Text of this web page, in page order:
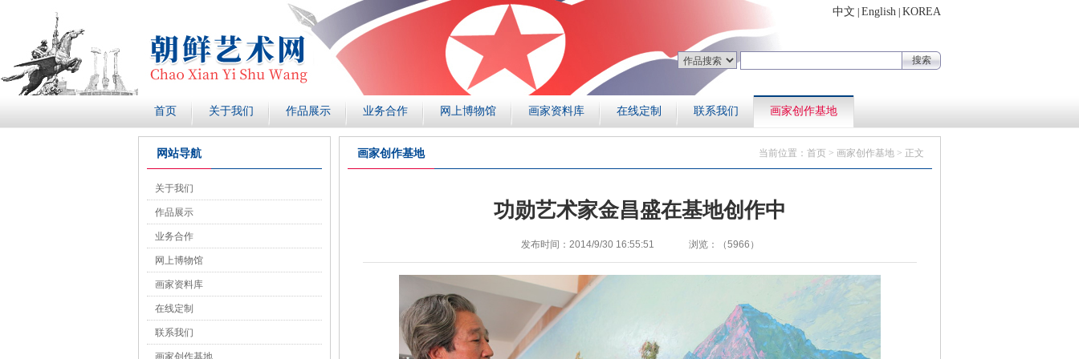
中文 English KOREA
首页 关于我们 作品展示 业务合作 网上博物馆 画家资料库 在线定制 联系我们 画家创作基地
网站导航
关于我们
作品展示
业务合作
网上博物馆
画家资料库
在线定制
联系我们
画家创作基地
画家创作基地 当前位置： 首页 > 画家创作基地 > 正文
功勋艺术家金昌盛在基地创作中
发布时间：2014/9/30 16:55:51 浏览：（5966）